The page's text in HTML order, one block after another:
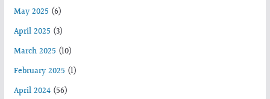
May 2025 (6)
April 2025 (3)
March 2025 (10)
February 2025 (1)
April 2024(56)